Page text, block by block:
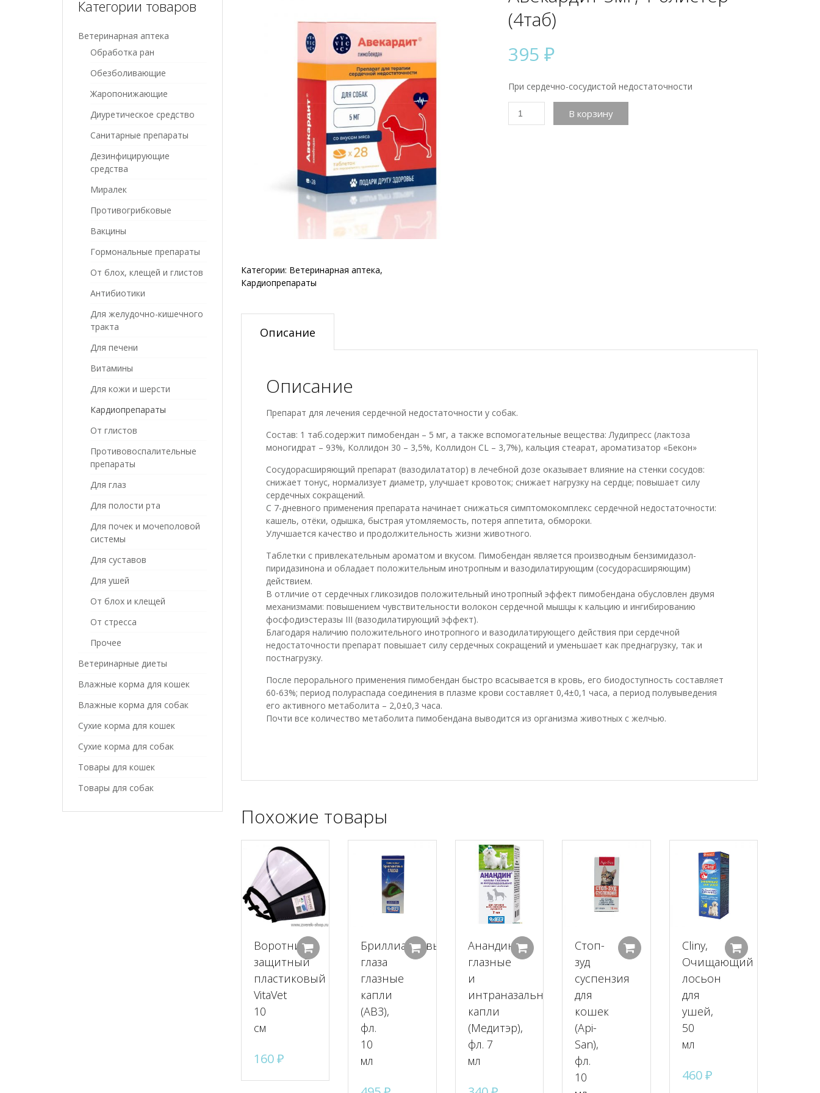
(4таб)
395₽
При сердечно-сосудистой недостаточности
Количество
товара
В корзину
Категории: Ветеринарная аптека,
Кардиопрепараты
Описание
Описание
Препарат для лечения сердечной недостаточности у собак.
Состав: 1 таб.содержит пимобендан – 5 мг, а также вспомогательные вещества: Лудипресс (лактоза
моногидрат – 93%, Коллидон 30 – 3,5%, Коллидон CL – 3,7%), кальция стеарат, ароматизатор «Бекон»
Сосудорасширяющий препарат (вазодилататор) в лечебной дозе оказывает влияние на стенки сосудов:
снижает тонус, нормализует диаметр, улучшает кровоток; снижает нагрузку на сердце; повышает силу
сердечных сокращений.
С 7-дневного применения препарата начинает снижаться симптомокомплекс сердечной недостаточности:
кашель, отёки, одышка, быстрая утомляемость, потеря аппетита, обмороки.
Улучшается качество и продолжительность жизни животного.
Таблетки с привлекательным ароматом и вкусом. Пимобендан является производным бензимидазол-
пиридазинона и обладает положительным инотропным и вазодилатирующим (сосудорасширяющим)
действием.
В отличие от сердечных гликозидов положительный инотропный эффект пимобендана обусловлен двумя
механизмами: повышением чувствительности волокон сердечной мышцы к кальцию и ингибированию
фосфодиэстеразы III (вазодилатирующий эффект).
Благодаря наличию положительного инотропного и вазодилатирующего действия при сердечной
недостаточности препарат повышает силу сердечных сокращений и уменьшает как преднагрузку, так и
постнагрузку.
После перорального применения пимобендан быстро всасывается в кровь, его биодоступность составляет
60-63%; период полураспада соединения в плазме крови составляет 0,4±0,1 часа, а период полувыведения
его активного метаболита – 2,0±0,3 часа.
Почти все количество метаболита пимобендана выводится из организма животных с желчью.
Похожие товары
Воротник
защитный
пластиковый
VitaVet
10
см
160₽
Добавить в корзину
Бриллиантовые
глаза
глазные
капли
(АВЗ),
фл.
10
мл
Добавить в корзину
Анандин
глазные
и
интраназальные
капли
(Медитэр),
фл. 7
мл
Добавить в корзину
Стоп-
зуд
суспензия
для
кошек
(Api-
San),
фл.
10
Добавить в корзину
Cliny,
Очищающий
лосьон
для
ушей,
50
мл
460₽
Категории товаров
Ветеринарная аптека
Обработка ран
Обезболивающие
Жаропонижающие
Диуретическое средство
Санитарные препараты
Дезинфицирующие
средства
Миралек
Противогрибковые
Вакцины
Гормональные препараты
От блох, клещей и глистов
Антибиотики
Для желудочно-кишечного
тракта
Для печени
Витамины
Для кожи и шерсти
Кардиопрепараты
От глистов
Противовоспалительные
препараты
Для глаз
Для полости рта
Для почек и мочеполовой
системы
Для суставов
Для ушей
От блох и клещей
От стресса
Прочее
Ветеринарные диеты
Влажные корма для кошек
Влажные корма для собак
Сухие корма для кошек
Сухие корма для собак
Товары для кошек
Товары для собак